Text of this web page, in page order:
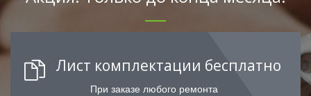
Лист комплектации бесплатно
При заказе любого ремонта